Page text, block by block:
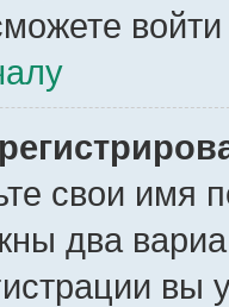
свои имя
два
вы